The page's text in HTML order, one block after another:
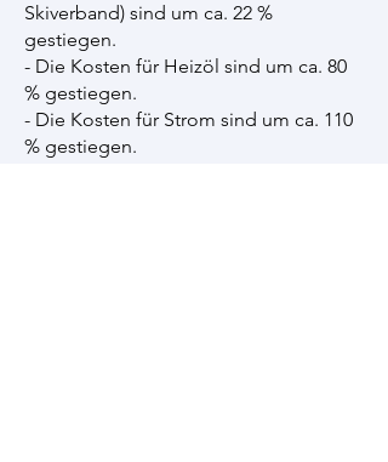
Skiverband) sind um ca. 22 %
gestiegen.
- Die Kosten für Heizöl sind um ca. 80
% gestiegen.
- Die Kosten für Strom sind um ca. 110
% gestiegen.